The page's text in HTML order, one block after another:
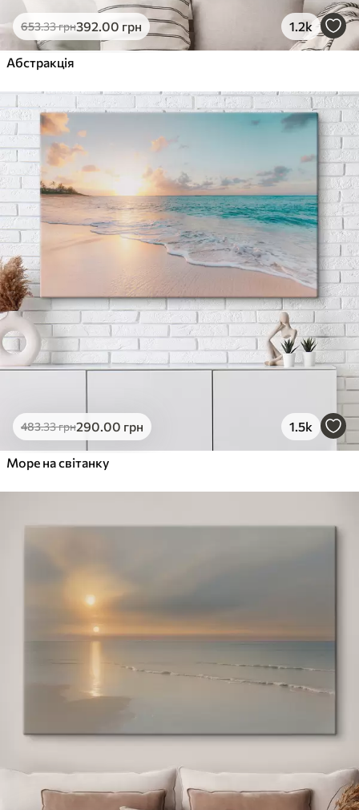
653.33грн392.00 грн 1.2k
Абстракція
483.33грн290.00 грн 1.5k
Море на світанку